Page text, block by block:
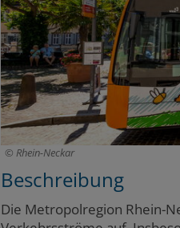
Rhein-Neckar
Beschreibung
Die Metropolregion Rhein-